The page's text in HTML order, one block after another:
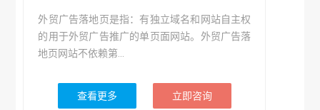
外贸广告落地页是指：有独立域名和网站自主权
的用于外贸广告推广的单页面网站。外贸广告落
地页网站不依赖第...
查看更多 立即咨询